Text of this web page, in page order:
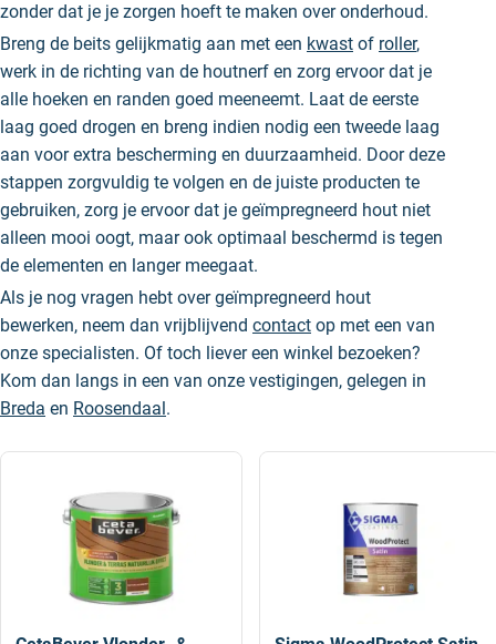
zonder dat je je zorgen hoeft te maken over onderhoud.
Breng de beits gelijkmatig aan met een kwast of roller,
werk in de richting van de houtnerf en zorg ervoor dat je
alle hoeken en randen goed meeneemt. Laat de eerste
laag goed drogen en breng indien nodig een tweede laag
aan voor extra bescherming en duurzaamheid. Door deze
stappen zorgvuldig te volgen en de juiste producten te
gebruiken, zorg je ervoor dat je geïmpregneerd hout niet
alleen mooi oogt, maar ook optimaal beschermd is tegen
de elementen en langer meegaat.
Als je nog vragen hebt over geïmpregneerd hout
bewerken, neem dan vrijblijvend contact op met een van
onze specialisten. Of toch liever een winkel bezoeken?
Kom dan langs in een van onze vestigingen, gelegen in
Breda en Roosendaal .